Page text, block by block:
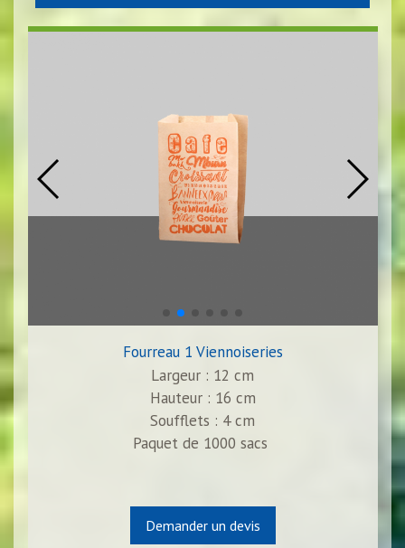
Fourreau 1 Viennoiseries
Largeur : 12 cm
Hauteur : 16 cm
Soufflets : 4 cm
Paquet de 1000 sacs
Demander un devis